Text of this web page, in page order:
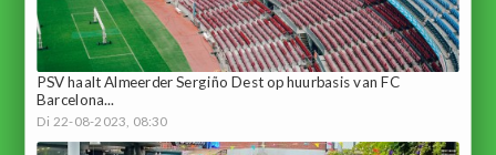
PSV haalt Almeerder Sergiño Dest op huurbasis van FC
Barcelona...
Di 22-08-2023, 08:30